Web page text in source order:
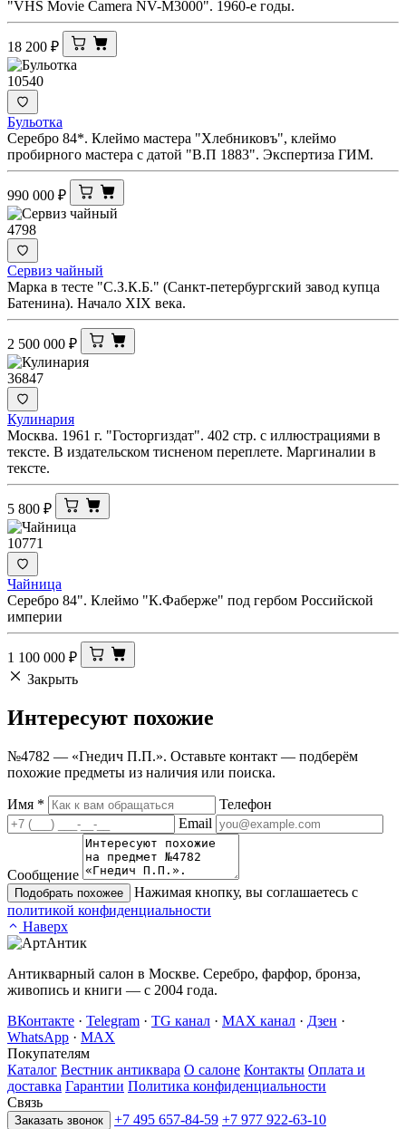
"VHS Movie Camera NV-M3000". 1960-е годы.
18 200 ₽
10540
Бульотка
Серебро 84*. Клеймо мастера "Хлебниковъ", клеймо
пробирного мастера с датой "В.П 1883". Экспертиза ГИМ.
990 000 ₽
4798
Сервиз чайный
Марка в тесте "С.З.К.Б." (Санкт-петербургский завод купца
Батенина). Начало XIX века.
2 500 000 ₽
36847
Кулинария
Москва. 1961 г. "Госторгиздат". 402 стр. с иллюстрациями в
тексте. В издательском тисненом переплете. Маргиналии в
тексте.
5 800 ₽
10771
Чайница
Серебро 84". Клеймо "К.Фаберже" под гербом Российской
империи
1 100 000 ₽
Закрыть
Интересуют похожие
№4782 — «Гнедич П.П.». Оставьте контакт — подберём
похожие предметы из наличия или поиска.
Имя *
Телефон
Email
Сообщение
Подобрать похожее
Нажимая кнопку, вы соглашаетесь с
политикой конфиденциальности
Наверх
Антикварный салон в Москве. Серебро, фарфор, бронза,
живопись и книги — с 2004 года.
ВКонтакте · Telegram · TG канал · MAX канал · Дзен ·
WhatsApp · MAX
Покупателям
Каталог Вестник антиквара О салоне Контакты Оплата и
доставка Гарантии Политика конфиденциальности
Связь
Заказать звонок +7 495 657-84-59 +7 977 922-63-10